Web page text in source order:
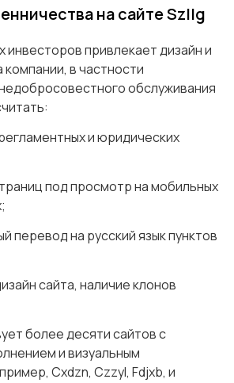
на сайте Szllg
инвесторов привлекает дизайн и
в частности
обслуживания
и юридических
под просмотр на мобильных
перевод на русский язык пунктов
сайта, наличие клонов
более десяти сайтов с
и визуальным
Cxdzn, Czzyl, Fdjxb, и